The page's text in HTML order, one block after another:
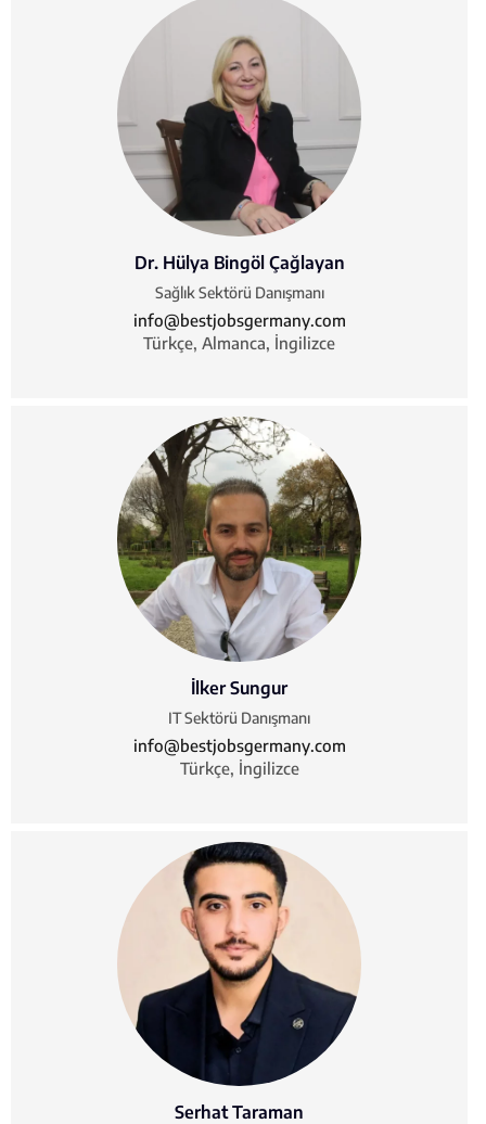
Dr. Hülya Bingöl Çağlayan
Sağlık Sektörü Danışmanı
info@bestjobsgermany.com
Türkçe, Almanca, İngilizce
İlker Sungur
IT Sektörü Danışmanı
info@bestjobsgermany.com
Türkçe, İngilizce
Serhat Taraman